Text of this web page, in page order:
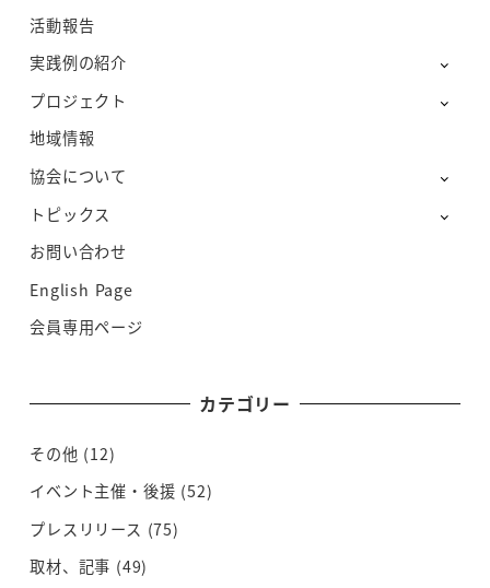
活動報告
実践例の紹介
プロジェクト
地域情報
協会について
トピックス
お問い合わせ
English Page
会員専用ページ
カテゴリー
その他 (12)
イベント主催・後援 (52)
プレスリリース (75)
取材、記事 (49)